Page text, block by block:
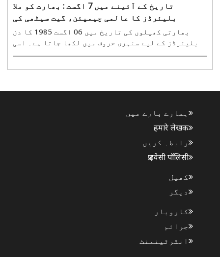
تاریخ کے آئینے میں 7 اگست : بھارت کو ملا
بلیئرڈز کا عالمی چیمپئن، گیت سیٹھی کی
تاریخی جیت
بھارتی کھیلوں کی تاریخ میں 06 اگست 1985 کا دن
بلیئرڈز کے لیے سنہری حروف میں لکھا جاتا ہے۔ اسی
روز بھارت کے بلیئرڈز کے عظیم کھلاڑی گیت شری رام
ہمارے بارے میں
हमारे लेखक
رابطہ کریں
प्राइवेसी पॉलिसी
کھیل
دیگر
کاروبار
جرائم
انٹرٹینمنٹ